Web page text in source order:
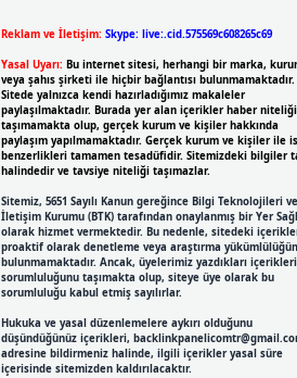
Reklam ve İletişim: Skype: live:.cid.575569c608265c69
Yasal Uyarı: Bu internet sitesi, herhangi bir marka,
veya şahıs şirketi ile hiçbir bağlantısı bulunmamaktadır.
Sitede yalnızca kendi hazırladığımız makaleler
paylaşılmaktadır. Burada yer alan içerikler haber niteliği
taşımamakta olup, gerçek kurum ve kişiler hakkında
paylaşım yapılmamaktadır. Gerçek kurum ve kişiler ile
benzerlikleri tamamen tesadüfidir. Sitemizdeki bilgiler
halindedir ve tavsiye niteliği taşımazlar.
Sitemiz, 5651 Sayılı Kanun gereğince Bilgi Teknolojileri ve
İletişim Kurumu (BTK) tarafından onaylanmış bir Yer
olarak hizmet vermektedir. Bu nedenle, sitedeki
proaktif olarak denetleme veya araştırma
bulunmamaktadır. Ancak, üyelerimiz yazdıkları
sorumluluğunu taşımakta olup, siteye üye olarak bu
sorumluluğu kabul etmiş sayılırlar.
Hukuka ve yasal düzenlemelere aykırı olduğunu
düşündüğünüz içerikleri,
adresine bildirmeniz halinde, ilgili içerikler yasal süre
içerisinde sitemizden kaldırılacaktır.